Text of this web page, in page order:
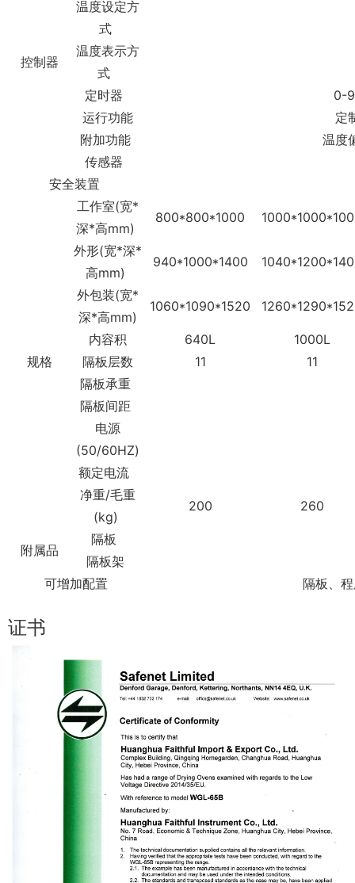
控制器
温度设定方
式
温度表示方
式
定时器
0-
运行功能
定
附加功能
温度
传感器
安全装置
规格
工作室(宽*
深*高mm)
800*800*1000
外形(宽*深*
高mm)
940*1000*1400
外包装(宽*
深*高mm)
1060*1090*1520
内容积 640L
1000L
隔板层数
11
11
隔板承重
隔板间距
电源
(50/60HZ)
额定电流
净重/毛重
(kg)
200 260
附属品
隔板
隔板架
可增加配置
隔板、
证书